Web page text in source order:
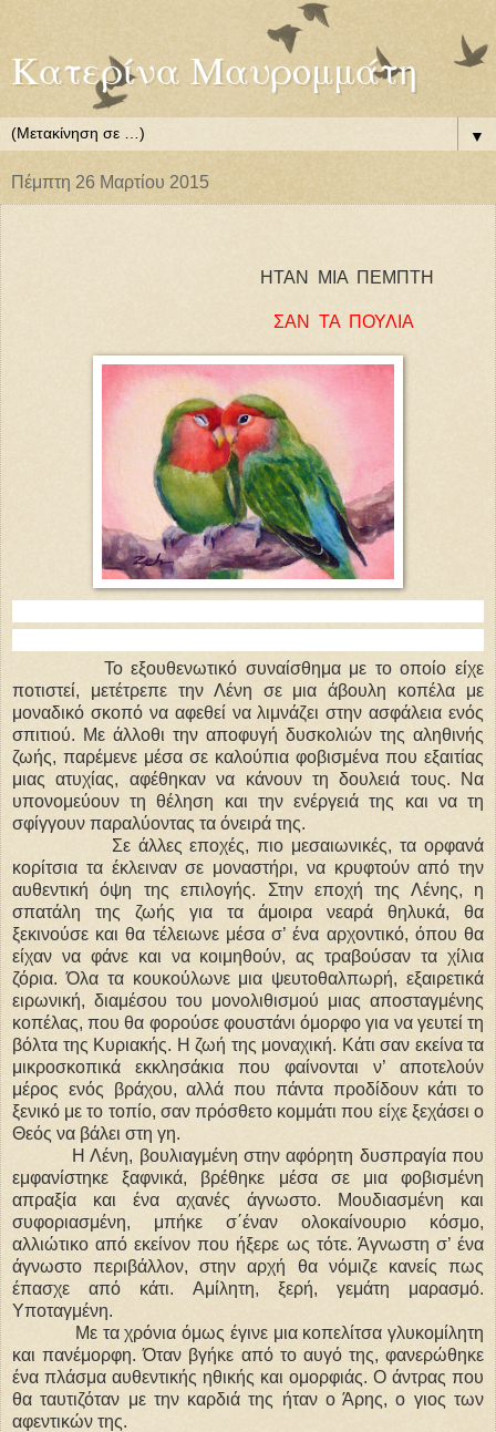
Κατερίνα Μαυρομμάτη
▼
Πέμπτη 26 Μαρτίου 2015
ΗΤΑΝ ΜΙΑ ΠΕΜΠΤΗ
ΣΑΝ ΤΑ ΠΟΥΛΙΑ
Το εξουθενωτικό συναίσθημα με το οποίο είχε
ποτιστεί, μετέτρεπε την Λένη σε μια άβουλη κοπέλα με
μοναδικό σκοπό να αφεθεί να λιμνάζει στην ασφάλεια ενός
σπιτιού. Με άλλοθι την αποφυγή δυσκολιών της αληθινής
ζωής, παρέμενε μέσα σε καλούπια φοβισμένα που εξαιτίας
μιας ατυχίας, αφέθηκαν να κάνουν τη δουλειά τους. Να
υπονομεύουν τη θέληση και την ενέργειά της και να τη
σφίγγουν παραλύοντας τα όνειρά της.
Σε άλλες εποχές, πιο μεσαιωνικές, τα ορφανά
κορίτσια τα έκλειναν σε μοναστήρι, να κρυφτούν από την
αυθεντική όψη της επιλογής. Στην εποχή της Λένης, η
σπατάλη της ζωής για τα άμοιρα νεαρά θηλυκά, θα
ξεκινούσε και θα τέλειωνε μέσα σ’ ένα αρχοντικό, όπου θα
είχαν να φάνε και να κοιμηθούν, ας τραβούσαν τα χίλια
ζόρια. Όλα τα κουκούλωνε μια ψευτοθαλπωρή, εξαιρετικά
ειρωνική, διαμέσου του μονολιθισμού μιας αποσταγμένης
κοπέλας, που θα φορούσε φουστάνι όμορφο για να γευτεί τη
βόλτα της Κυριακής. Η ζωή της μοναχική. Κάτι σαν εκείνα τα
μικροσκοπικά εκκλησάκια που φαίνονται ν’ αποτελούν
μέρος ενός βράχου, αλλά που πάντα προδίδουν κάτι το
ξενικό με το τοπίο, σαν πρόσθετο κομμάτι που είχε ξεχάσει ο
Θεός να βάλει στη γη.
Η Λένη, βουλιαγμένη στην αφόρητη δυσπραγία που
εμφανίστηκε ξαφνικά, βρέθηκε μέσα σε μια φοβισμένη
απραξία και ένα αχανές άγνωστο. Μουδιασμένη και
συφοριασμένη, μπήκε σ΄έναν ολοκαίνουριο κόσμο,
αλλιώτικο από εκείνον που ήξερε ως τότε. Άγνωστη σ’ ένα
άγνωστο περιβάλλον, στην αρχή θα νόμιζε κανείς πως
έπασχε από κάτι. Αμίλητη, ξερή, γεμάτη μαρασμό.
Υποταγμένη.
Με τα χρόνια όμως έγινε μια κοπελίτσα γλυκομίλητη
και πανέμορφη. Όταν βγήκε από το αυγό της, φανερώθηκε
ένα πλάσμα αυθεντικής ηθικής και ομορφιάς. Ο άντρας που
θα ταυτιζόταν με την καρδιά της ήταν ο Άρης, ο γιος των
αφεντικών της.